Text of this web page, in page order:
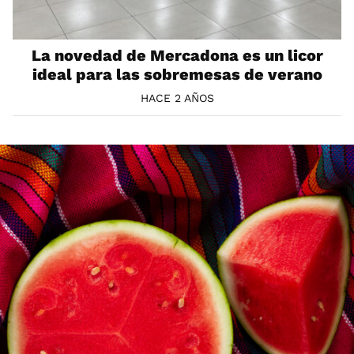
La novedad de Mercadona es un licor
ideal para las sobremesas de verano
HACE 2 AÑOS